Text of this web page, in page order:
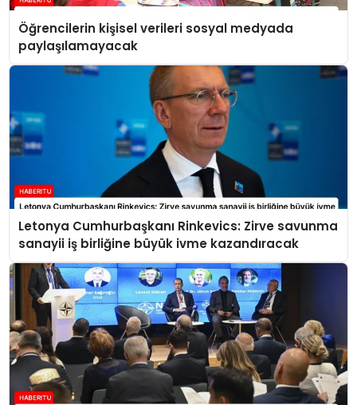
Öğrencilerin kişisel verileri sosyal medyada
paylaşılamayacak
Letonya Cumhurbaşkanı Rinkevics: Zirve savunma
sanayii iş birliğine büyük ivme kazandıracak